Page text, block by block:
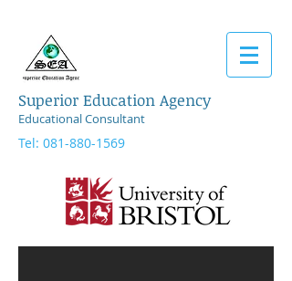
Superior Education Agency
Educational Consultant
Tel: 081-880-1569